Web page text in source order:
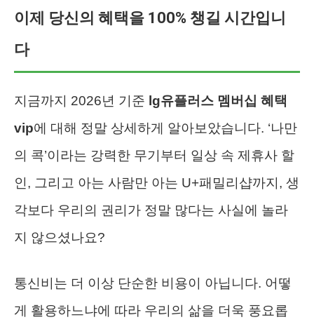
이제 당신의 혜택을 100% 챙길 시간입니
다
지금까지 2026년 기준 lg유플러스 멤버십 혜택
vip에 대해 정말 상세하게 알아보았습니다. ‘나만
의 콕’이라는 강력한 무기부터 일상 속 제휴사 할
인, 그리고 아는 사람만 아는 U+패밀리샵까지, 생
각보다 우리의 권리가 정말 많다는 사실에 놀라
지 않으셨나요?
통신비는 더 이상 단순한 비용이 아닙니다. 어떻
게 활용하느냐에 따라 우리의 삶을 더욱 풍요롭